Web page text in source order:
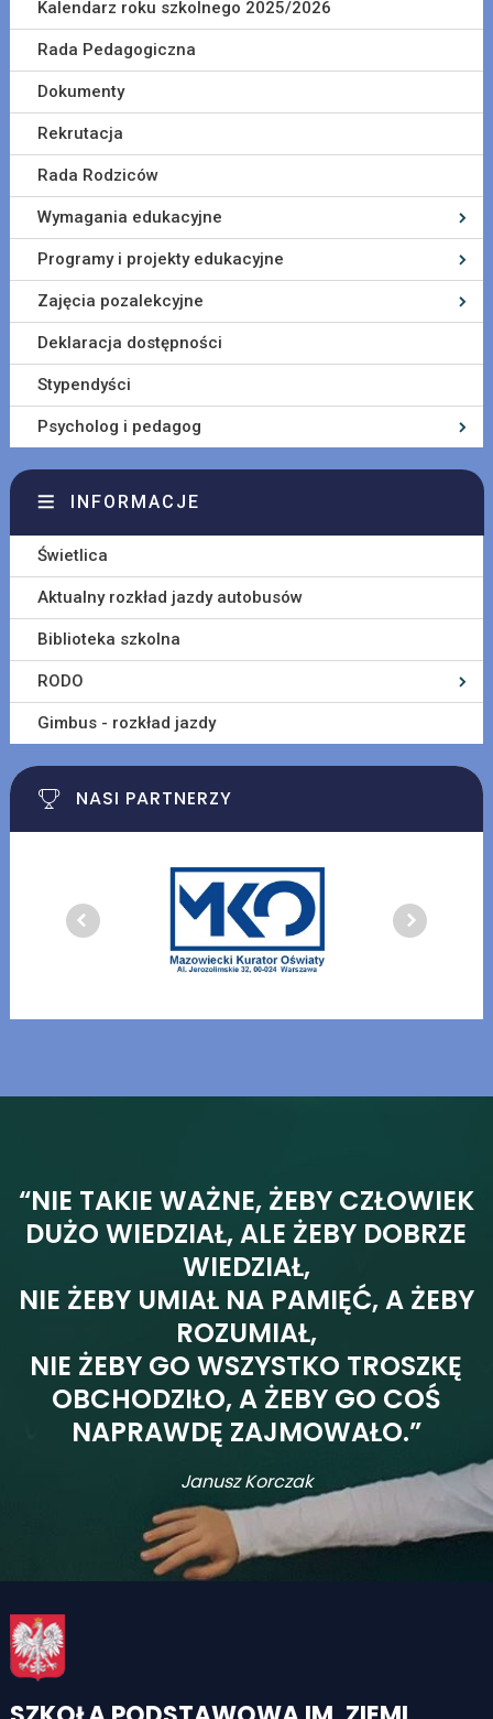
Kalendarz roku szkolnego 2025/2026
Rada Pedagogiczna
Dokumenty
Rekrutacja
Rada Rodziców
Wymagania edukacyjne
Programy i projekty edukacyjne
Zajęcia pozalekcyjne
Deklaracja dostępności
Stypendyści
Psycholog i pedagog
INFORMACJE
Świetlica
Aktualny rozkład jazdy autobusów
Biblioteka szkolna
RODO
Gimbus - rozkład jazdy
NASI PARTNERZY
“NIE TAKIE WAŻNE, ŻEBY CZŁOWIEK
DUŻO WIEDZIAŁ, ALE ŻEBY DOBRZE
WIEDZIAŁ,
NIE ŻEBY UMIAŁ NA PAMIĘĆ, A ŻEBY
ROZUMIAŁ,
NIE ŻEBY GO WSZYSTKO TROSZKĘ
OBCHODZIŁO, A ŻEBY GO COŚ
NAPRAWDĘ ZAJMOWAŁO.”
Janusz Korczak